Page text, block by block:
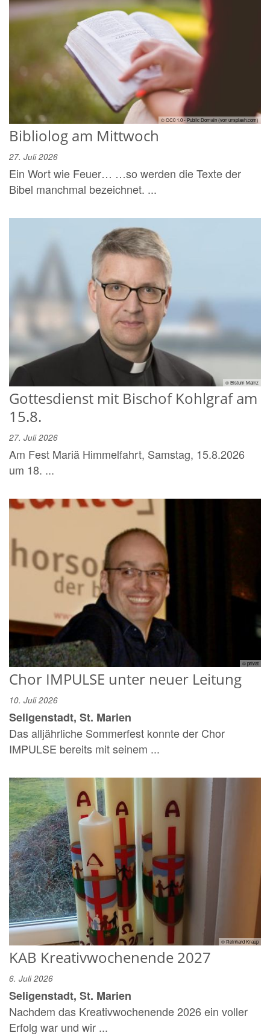
© CC0 1.0 - Public Domain (von unsplash.com)
Bibliolog am Mittwoch
27. Juli 2026
Ein Wort wie Feuer… …so werden die Texte der
Bibel manchmal bezeichnet. ...
© Bistum Mainz
Gottesdienst mit Bischof Kohlgraf am
15.8.
27. Juli 2026
Am Fest Mariä Himmelfahrt, Samstag, 15.8.2026
um 18. ...
© privat
Chor IMPULSE unter neuer Leitung
10. Juli 2026
Seligenstadt, St. Marien
Das alljährliche Sommerfest konnte der Chor
IMPULSE bereits mit seinem ...
© Reinhard Knaup
KAB Kreativwochenende 2027
6. Juli 2026
Seligenstadt, St. Marien
Nachdem das Kreativwochenende 2026 ein voller
Erfolg war und wir ...